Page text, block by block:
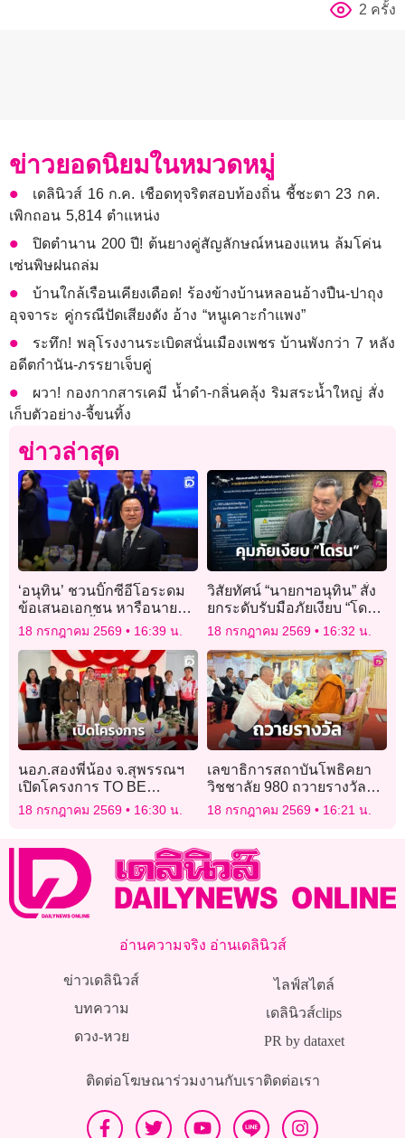
2 ครั้ง
ข่าวยอดนิยมในหมวดหมู่
เดลินิวส์ 16 ก.ค. เชือดทุจริตสอบท้องถิ่น ชี้ชะตา 23 กค.
เพิกถอน 5,814 ตำแหน่ง
ปิดตำนาน 200 ปี! ต้นยางคู่สัญลักษณ์หนองแหน ล้มโค่น
เซ่นพิษฝนถล่ม
บ้านใกล้เรือนเคียงเดือด! ร้องข้างบ้านหลอนอ้างปืน-ปาถุง
อุจจาระ คู่กรณีปัดเสียงดัง อ้าง “หนูเคาะกำแพง”
ระทึก! พลุโรงงานระเบิดสนั่นเมืองเพชร บ้านพังกว่า 7 หลัง
อดีตกำนัน-ภรรยาเจ็บคู่
ผวา! กองกากสารเคมี น้ำดำ-กลิ่นคลุ้ง ริมสระน้ำใหญ่ สั่ง
เก็บตัวอย่าง-จี้ขนทิ้ง
ข่าวล่าสุด
‘อนุทิน’ ชวนบิ๊กซีอีโอระดม
ข้อเสนอเอกชน หารือนายกฯ
จีน 20 ก.ค.นี้
18 กรกฎาคม 2569 16:39 น.
วิสัยทัศน์ “นายกฯอนุทิน” สั่ง
ยกระดับรับมือภัยเงียบ “โดรน
ไซเบอร์” ดูแลน่านฟ้าไทย
18 กรกฎาคม 2569 16:32 น.
นอภ.สองพี่น้อง จ.สุพรรณฯ
เปิดโครงการ TO BE
NUMBER ONE
18 กรกฎาคม 2569 16:30 น.
เลขาธิการสถาบันโพธิคยา
วิชชาลัย 980 ถวายรางวัล
โพธิคยานาคาธิบดีแก่
‘สมเด็จธงชัย’
18 กรกฎาคม 2569 16:21 น.
อ่านความจริง อ่านเดลินิวส์
ข่าวเดลินิวส์
บทความ
ดวง-หวย
ไลฟ์สไตล์
เดลินิวส์clips
PR by dataxet
ติดต่อโฆษณาร่วมงานกับเราติดต่อเรา